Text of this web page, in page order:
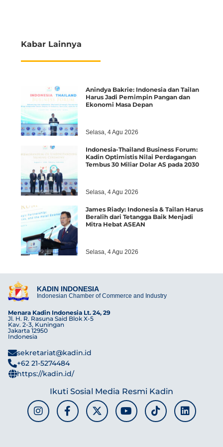
Kabar Lainnya
Anindya Bakrie: Indonesia dan Tailan
Harus Jadi Pemimpin Pangan dan
Ekonomi Masa Depan
Selasa, 4 Agu 2026
Indonesia-Thailand Business Forum:
Kadin Optimistis Nilai Perdagangan
Tembus 30 Miliar Dolar AS pada 2030
Selasa, 4 Agu 2026
James Riady: Indonesia & Tailan Harus
Beralih dari Tetangga Baik Menjadi
Mitra Hebat ASEAN
Selasa, 4 Agu 2026
KADIN INDONESIA
Indonesian Chamber of Commerce and Industry
Menara Kadin Indonesia Lt. 24, 29
Jl. H. R. Rasuna Said Blok X-5
Kav. 2-3, Kuningan
Jakarta 12950
Indonesia
sekretariat@kadin.id
+62 21-5274484
https://kadin.id/
Ikuti Sosial Media Resmi Kadin